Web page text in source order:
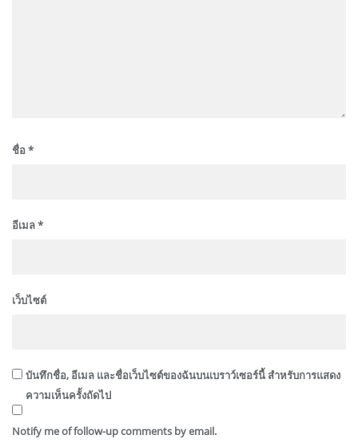
ชื่อ*
อีเมล*
เว็บไซต์
บันทึกชื่อ, อีเมล และชื่อเว็บไซต์ของฉันบนเบราว์เซอร์นี้ สำหรับการแสดง
ความเห็นครั้งถัดไป
Notify me of follow-up comments by email.